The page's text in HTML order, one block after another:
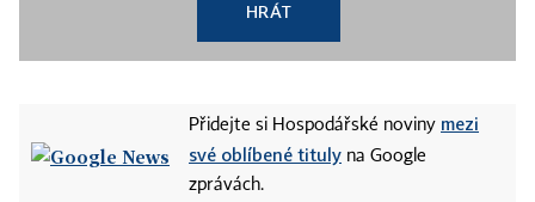
HRÁT
Přidejte si Hospodářské noviny mezi
své oblíbené tituly na Google
zprávách.